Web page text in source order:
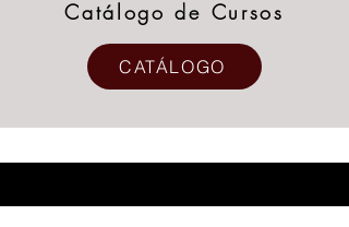
Catálogo de Cursos
CATÁLOGO